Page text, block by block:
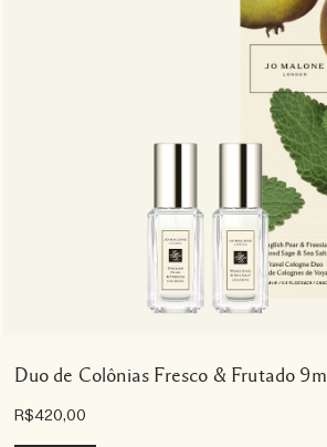
Duo de Colônias Fresco & Frutado 9ml
R$420,00